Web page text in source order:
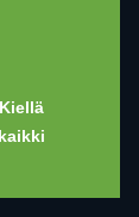
Kiellä
kaikki
Oy